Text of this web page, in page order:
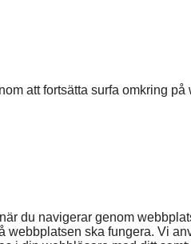
att fortsätta surfa omkring
du navigerar genom
ska fungera. Vi